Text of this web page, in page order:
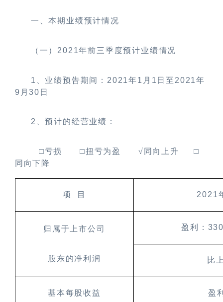
一、本期业绩预计情况
（一） 2021年前三季度预计业绩情况
1 、业绩预告期间： 2021年1 月 1 日至 2021年
9 月30 日
2 、预计的经营业绩：
□亏损 □扭亏为盈 √同向上升
□
同向下降
项 目 2021
归属于上市公司
股东的净利润
盈利：
比
基本每股收益 盈